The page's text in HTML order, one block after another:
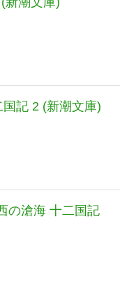
記 2 (新潮文庫)
の滄海 十二国記